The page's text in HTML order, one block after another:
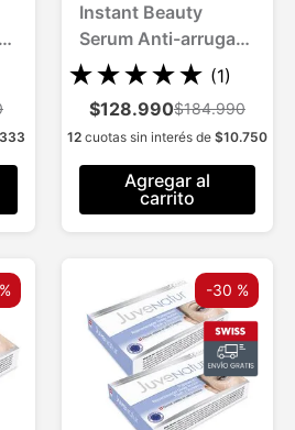
Instant Beauty
Serum Anti-arrugas
para 3 Meses
★★★★★ (1)
$128.990$184.990
12 cuotas sin interés de $10.750
Agregar al
carrito
-30 %